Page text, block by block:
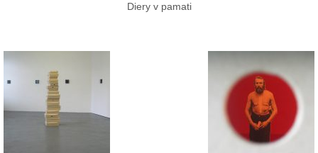
Diery v pamati